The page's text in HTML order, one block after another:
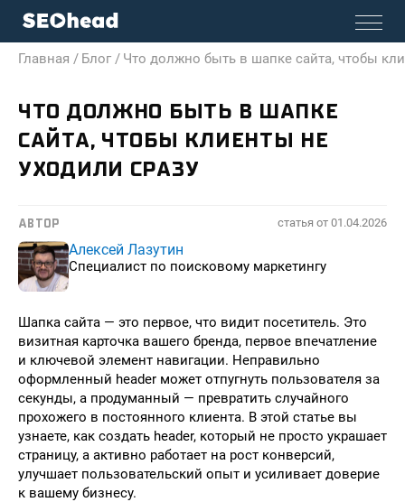
Главная / Блог / Что должно быть в шапке сайта, чтобы
ЧТО ДОЛЖНО БЫТЬ В ШАПКЕ
САЙТА, ЧТОБЫ КЛИЕНТЫ НЕ
УХОДИЛИ СРАЗУ
АВТОР статья от 01.04.2026
Алексей Лазутин
Специалист по поисковому маркетингу
Шапка сайта — это первое, что видит посетитель. Это
визитная карточка вашего бренда, первое впечатление
и ключевой элемент навигации. Неправильно
оформленный header может отпугнуть пользователя за
секунды, а продуманный — превратить случайного
прохожего в постоянного клиента. В этой статье вы
узнаете, как создать header, который не просто украшает
страницу, а активно работает на рост конверсий,
улучшает пользовательский опыт и усиливает доверие
к вашему бизнесу.